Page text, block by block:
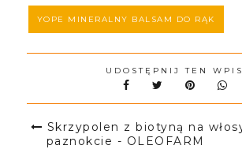
YOPE MINERALNY BALSAM DO RĄK
UDOSTĘPNIJ TEN
Skrzypolen z biotyną na
paznokcie - OLEOFARM